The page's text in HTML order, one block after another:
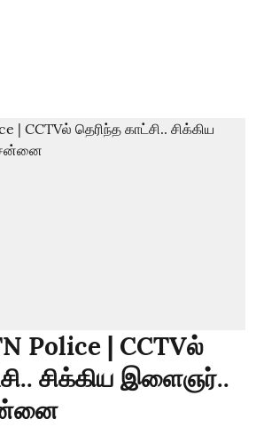
Police | CCTVல்
சிக்கிய இளைஞர்..